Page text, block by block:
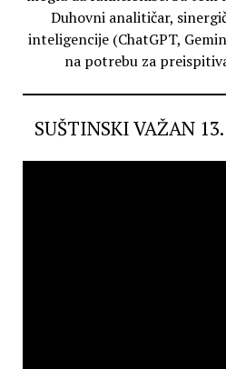
Duhovni analitičar,
inteligencije (ChatGPT,
na potrebu za
SUŠTINSKI VAŽAN